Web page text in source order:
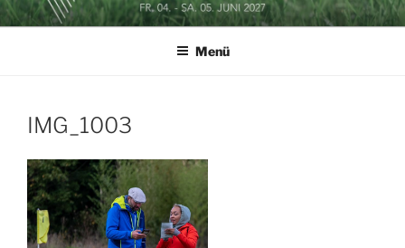
Zum
InhaltSOCCERGOLF BUSINESSCUP
Menü
IMG_1003